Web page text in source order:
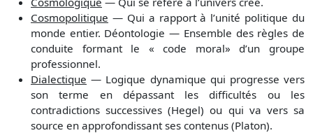
Cosmopolitique — Qui a rapport à l’unité politique du
monde entier. Déontologie — Ensemble des règles de
conduite formant le « code moral» d’un groupe
professionnel.
Dialectique — Logique dynamique qui progresse vers
son terme en dépassant les difficultés ou les
contradictions successives (Hegel) ou qui va vers sa
source en approfondissant ses contenus (Platon).